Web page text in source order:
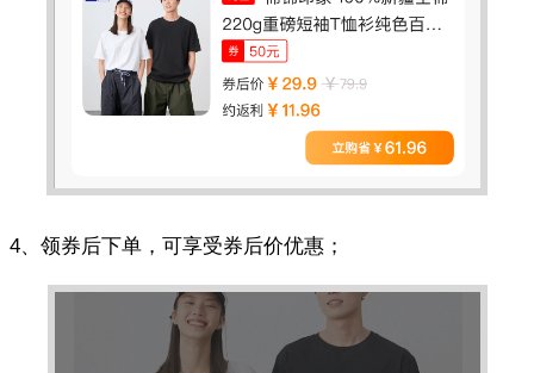
4、领券后下单，可享受券后价优惠；